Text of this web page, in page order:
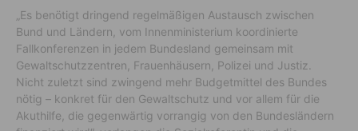
„Es benötigt dringend regelmäßigen Austausch zwischen
Bund und Ländern, vom Innenministerium koordinierte
Fallkonferenzen in jedem Bundesland gemeinsam mit
Gewaltschutzzentren, Frauenhäusern, Polizei und Justiz.
Nicht zuletzt sind zwingend mehr Budgetmittel des Bundes
nötig – konkret für den Gewaltschutz und vor allem für die
Akuthilfe, die gegenwärtig vorrangig von den Bundesländern